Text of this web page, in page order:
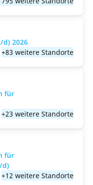
2026
+83 weitere Standorte
für
+23 weitere Standorte
für
d)
+12 weitere Standorte